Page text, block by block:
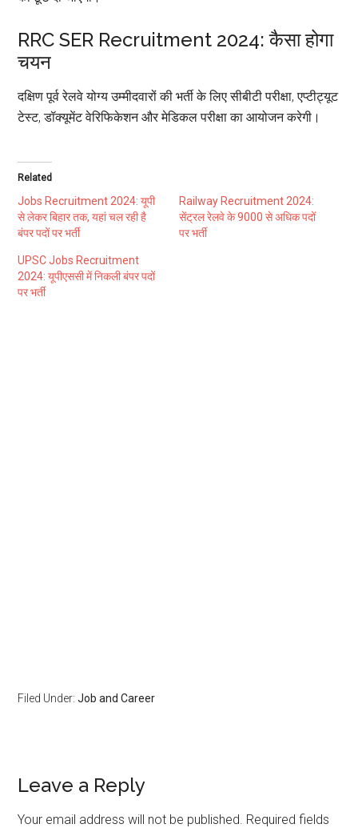
RRC SER Recruitment 2024: कैसा होगा
चयन
दक्षिण पूर्व रेलवे योग्य उम्मीदवारों की भर्ती के लिए सीबीटी परीक्षा, एप्टीट्यूट
टेस्ट, डॉक्यूमेंट वेरिफिकेशन और मेडिकल परीक्षा का आयोजन करेगी।
Related
Jobs Recruitment 2024: यूपी
से लेकर बिहार तक, यहां चल रही है
बंपर पदों पर भर्ती
Railway Recruitment 2024:
सेंट्रल रेलवे के 9000 से अधिक पदों
पर भर्ती
UPSC Jobs Recruitment
2024: यूपीएससी में निकली बंपर पदों
पर भर्ती
Filed Under:Job and Career
Leave a Reply
Your email address will not be published. Required fields